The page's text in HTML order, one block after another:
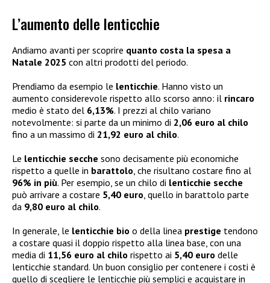
L’aumento delle lenticchie
Andiamo avanti per scoprire quanto costa la spesa a
Natale 2025 con altri prodotti del periodo.
Prendiamo da esempio le lenticchie. Hanno visto un
aumento considerevole rispetto allo scorso anno: il rincaro
medio è stato del 6,13%. I prezzi al chilo variano
notevolmente: si parte da un minimo di 2,06 euro al chilo
fino a un massimo di 21,92 euro al chilo.
Le lenticchie secche sono decisamente più economiche
rispetto a quelle in barattolo , che risultano costare fino al
96% in più. Per esempio, se un chilo di lenticchie secche
può arrivare a costare 5,40 euro , quello in barattolo parte
da 9,80 euro al chilo.
In generale, le lenticchie bio o della linea prestige tendono
a costare quasi il doppio rispetto alla linea base, con una
media di 11,56 euro al chilo rispetto ai 5,40 euro delle
lenticchie standard. Un buon consiglio per contenere i costi è
quello di scegliere le lenticchie più semplici e acquistare in